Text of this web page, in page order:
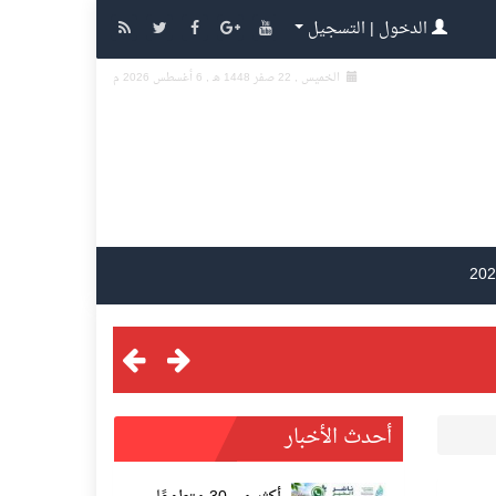
الدخول | التسجيل
الخميس , 22 صفر 1448 هـ , 6 أغسطس 2026 م
أحدث الأخبار